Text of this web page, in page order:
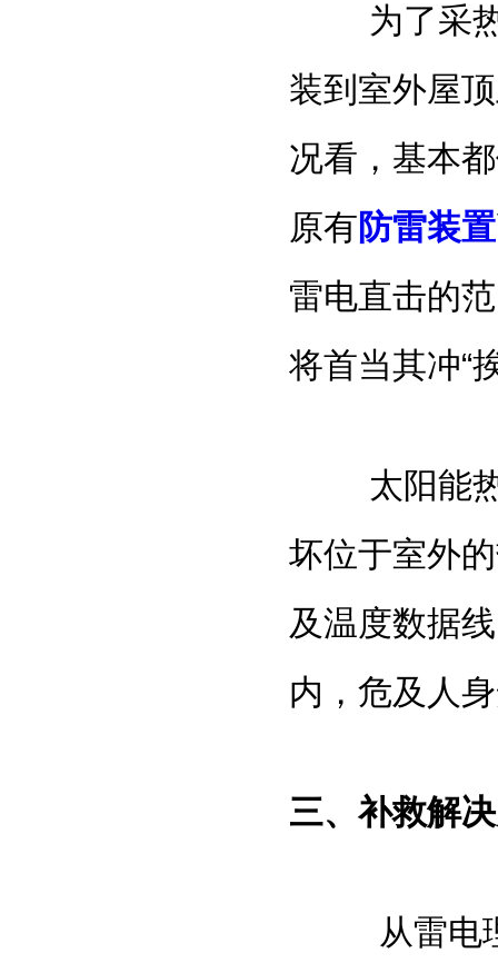
为了采热
装到室外屋
况看，基本
原有防雷装置
雷电直击的
将首当其冲“
太阳能热
坏位于室外
及温度数据
内，危及人
三、补救解
从雷电理